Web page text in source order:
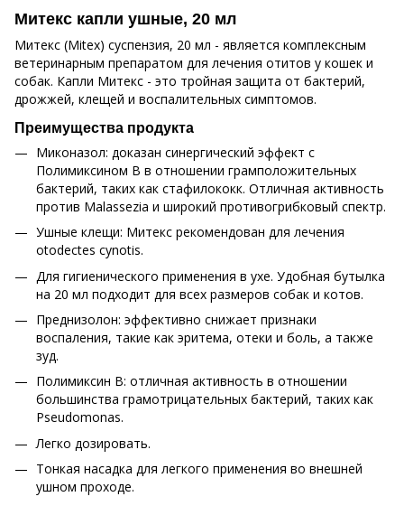
Митекс капли ушные, 20 мл
Митекс (Mitex) суспензия, 20 мл - является комплексным
ветеринарным препаратом для лечения отитов у кошек и
собак. Капли Митекс - это тройная защита от бактерий,
дрожжей, клещей и воспалительных симптомов.
Преимущества продукта
Миконазол: доказан синергический эффект с
Полимиксином B в отношении грамположительных
бактерий, таких как стафилококк. Отличная активность
против Malassezia и широкий противогрибковый спектр.
Ушные клещи: Митекс рекомендован для лечения
otodectes cynotis.
Для гигиенического применения в ухе. Удобная бутылка
на 20 мл подходит для всех размеров собак и котов.
Преднизолон: эффективно снижает признаки
воспаления, такие как эритема, отеки и боль, а также
зуд.
Полимиксин В: отличная активность в отношении
большинства грамотрицательных бактерий, таких как
Pseudomonas.
Легко дозировать.
Тонкая насадка для легкого применения во внешней
ушном проходе.